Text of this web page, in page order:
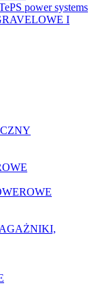
power systems
I